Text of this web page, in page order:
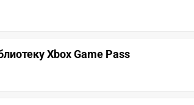
Xbox Game Pass